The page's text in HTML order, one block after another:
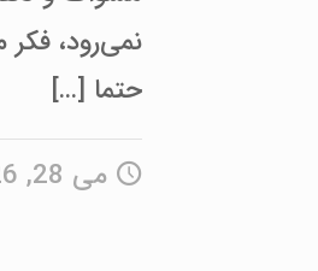
نمی‌رود، فکر
حتما […]
می 28, 2026